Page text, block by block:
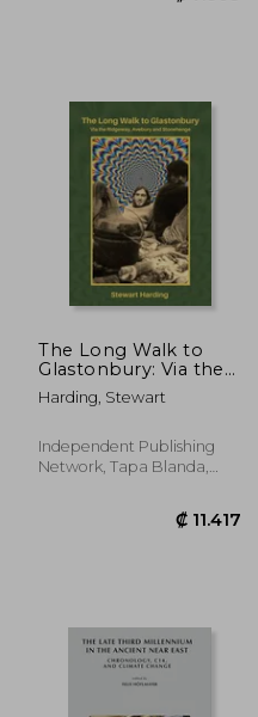
₡ 24.284
The Long Walk to
Glastonbury: Via the
Ridgeway, Avebury
and Stonehenge (en
Harding, Stewart
Independent Publishing
Network, Tapa Blanda,